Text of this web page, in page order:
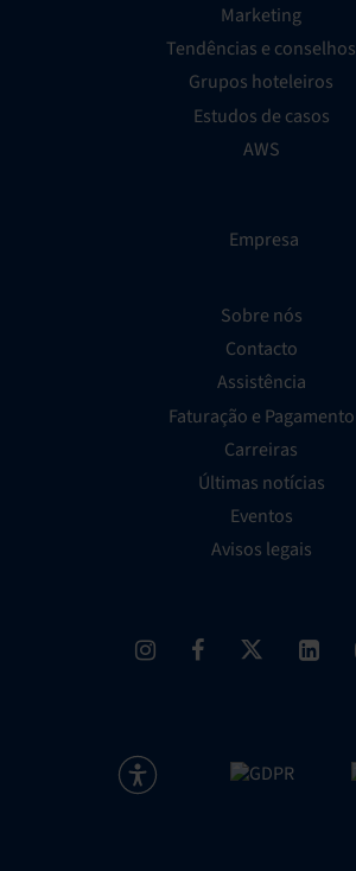
Marketing
Tendências e conselhos
Grupos hoteleiros
Estudos de casos
AWS
Empresa
Sobre nós
Contacto
Assistência
Faturação e Pagamento
Carreiras
Últimas notícias
Eventos
Avisos legais